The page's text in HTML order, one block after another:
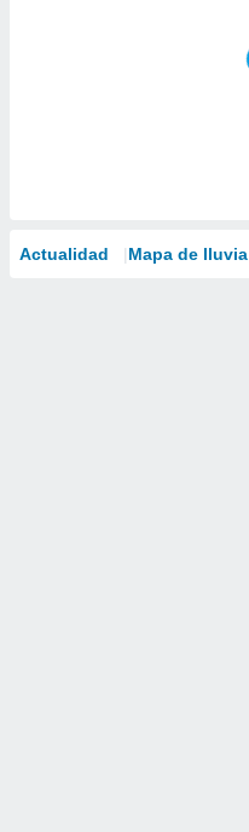
Actualidad Mapa de lluvia